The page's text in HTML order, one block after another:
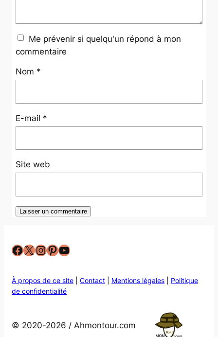
Me prévenir si quelqu'un répond à mon
commentaire
Nom *
E-mail *
Site web
Facebook
X Instagram
Pinterest
YouTube
À propos de ce site Contact Mentions légales
Politique
de confidentialité
© 2020-2026 / Ahmontour.com